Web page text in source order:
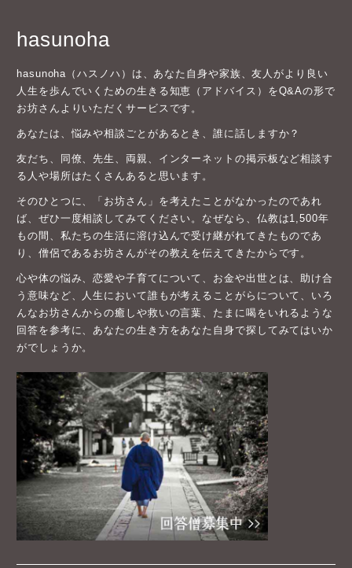
hasunoha
hasunoha（ハスノハ）は、あなた自身や家族、友人がより良い
人生を歩んでいくための生きる知恵（アドバイス）をQ&Aの形で
お坊さんよりいただくサービスです。
あなたは、悩みや相談ごとがあるとき、誰に話しますか？
友だち、同僚、先生、両親、インターネットの掲示板など相談す
る人や場所はたくさんあると思います。
そのひとつに、「お坊さん」を考えたことがなかったのであれ
ば、ぜひ一度相談してみてください。なぜなら、仏教は1,500年
もの間、私たちの生活に溶け込んで受け継がれてきたものであ
り、僧侶であるお坊さんがその教えを伝えてきたからです。
心や体の悩み、恋愛や子育てについて、お金や出世とは、助け合
う意味など、人生において誰もが考えることがらについて、いろ
んなお坊さんからの癒しや救いの言葉、たまに喝をいれるような
回答を参考に、あなたの生き方をあなた自身で探してみてはいか
がでしょうか。